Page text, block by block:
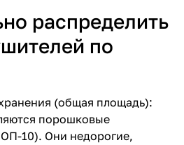
распределить
по
(общая площадь):
порошковые
ОП-10). Они недорогие,